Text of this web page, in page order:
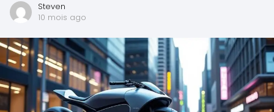
Steven
10 mois ago